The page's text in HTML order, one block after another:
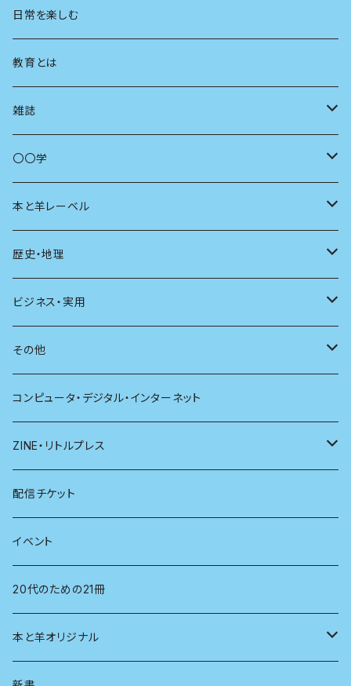
地方
まちづくり
コミュニティ
商いとは
思想
日常を楽しむ
教育とは
雑誌
母の友
ユリイカ
現代思想
新潮
別冊太陽
〇〇学
動物
自然
科学
社会
哲学
医学
看護学
心理学
経営学
言語学
法律
本と羊レーベル
電子版（EPub）
電子版（PDF）
歴史・地理
歴史
地理
ビジネス・実用
雷鳥社辞典シリーズ
その他
珈琲
雑貨
コンピュータ・デジタル・インターネット
ZINE・リトルプレス
電子版（EPub）
電子版（PDF）
配信チケット
イベント
20代のための21冊
本と羊オリジナル